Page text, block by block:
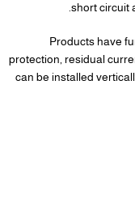
short circuit
Products have
protection, residual
can be installed